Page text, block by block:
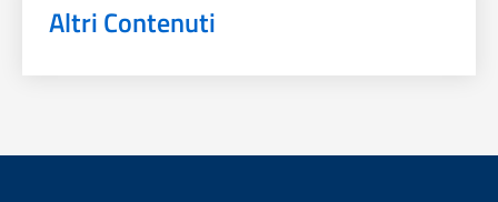
Altri Contenuti